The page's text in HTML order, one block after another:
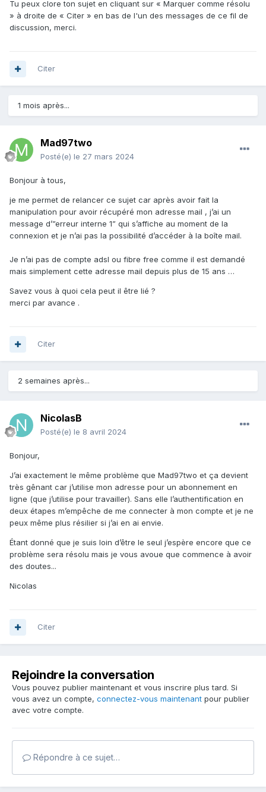
Tu peux clore ton sujet en cliquant sur « Marquer comme résolu
» à droite de « Citer » en bas de l'un des messages de ce fil de
discussion, merci.
Citer
1 mois après...
Mad97two
Posté(e) le 27 mars 2024
Bonjour à tous,
je me permet de relancer ce sujet car après avoir fait la
manipulation pour avoir récupéré mon adresse mail , j’ai un
message d’”erreur interne 1” qui s’affiche au moment de la
connexion et je n’ai pas la possibilité d’accéder à la boîte mail.
Je n’ai pas de compte adsl ou fibre free comme il est demandé
mais simplement cette adresse mail depuis plus de 15 ans …
Savez vous à quoi cela peut il être lié ?
merci par avance .
Citer
2 semaines après...
NicolasB
Posté(e) le 8 avril 2024
Bonjour,
J’ai exactement le même problème que Mad97two et ça devient
très gênant car j’utilise mon adresse pour un abonnement en
ligne (que j’utilise pour travailler). Sans elle l’authentification en
deux étapes m’empêche de me connecter à mon compte et je ne
peux même plus résilier si j’ai en ai envie.
Étant donné que je suis loin d’être le seul j’espère encore que ce
problème sera résolu mais je vous avoue que commence à avoir
des doutes...
Nicolas
Citer
Rejoindre la conversation
Vous pouvez publier maintenant et vous inscrire plus tard. Si
vous avez un compte, connectez-vous maintenant pour publier
avec votre compte.
Répondre à ce sujet…